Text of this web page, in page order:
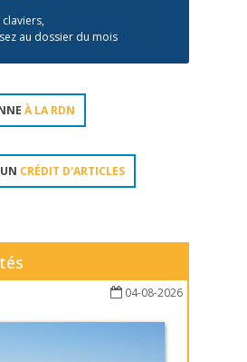
claviers,
au dossier du mois
À LA RDN
CRÉDIT D'ARTICLES
04-08-2026